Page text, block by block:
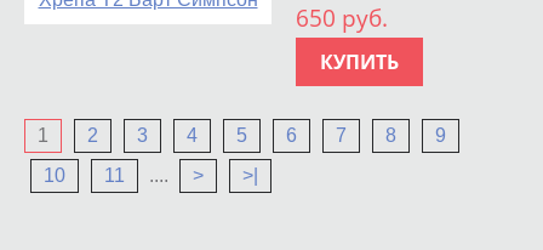
650 руб.
КУПИТЬ
1 2 3 4 5 6 7 8
9
10
11 .... > >|